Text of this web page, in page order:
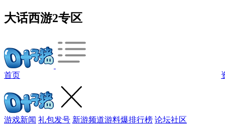
大话西游2专区
首页
游戏新闻 礼包发号 新游频道游料爆排行榜 论坛社区